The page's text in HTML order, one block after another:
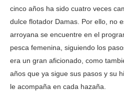
cinco años ha sido cuatro veces
dulce flotador Damas. Por ello, no
arroyana se encuentre en el
pesca femenina, siguiendo los
era un gran aficionado, como
años que ya sigue sus pasos y su
le acompaña en cada hazaña.